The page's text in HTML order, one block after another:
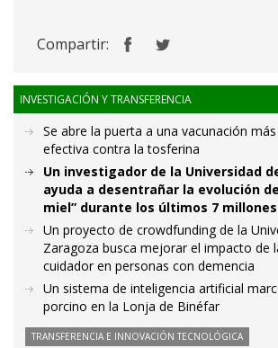
Compartir:
INVESTIGACIÓN Y TRANSFERENCIA
Se abre la puerta a una vacunación
efectiva contra la tosferina
Un investigador de la Universidad
ayuda a desentrañar la evolución
miel” durante los últimos 7
Un proyecto de crowdfunding de la
Zaragoza busca mejorar el impacto de
cuidador en personas con demencia
Un sistema de inteligencia artificial
porcino en la Lonja de Binéfar
TRANSFERENCIA E INNOVACIÓN TECNOLÓGICA